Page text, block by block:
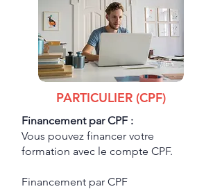
PARTICULIER (CPF)
Financement par CPF :
Vous pouvez financer votre
formation avec le compte CPF.
Financement par CPF